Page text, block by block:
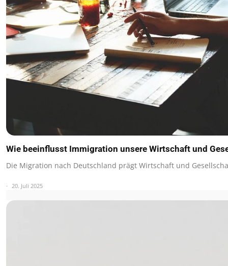
Wie beeinflusst Immigration unsere Wirtschaft und
Die Migration nach Deutschland prägt Wirtschaft und
20. Juli 2025